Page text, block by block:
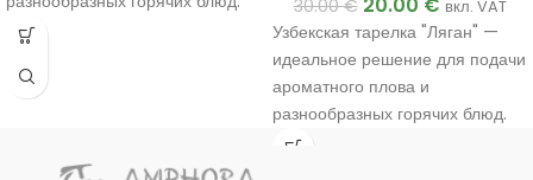
30.00€ вкл. VAT
Узбекская тарелка "Ляган" —
идеальное решение для подачи
ароматного плова и
разнообразных горячих блюд.